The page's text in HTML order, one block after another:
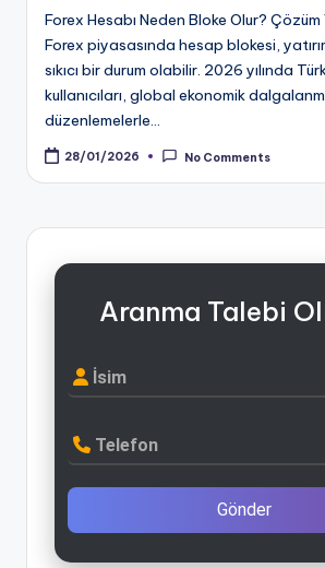
Forex Hesabı Neden Bloke Olur?
Forex piyasasında hesap blokesi,
sıkıcı bir durum olabilir. 2026 yılında
kullanıcıları, global ekonomik
düzenlemelerle…
28/01/2026 No Comments
Aranma Talebi
İsim
Telefon
Gönder